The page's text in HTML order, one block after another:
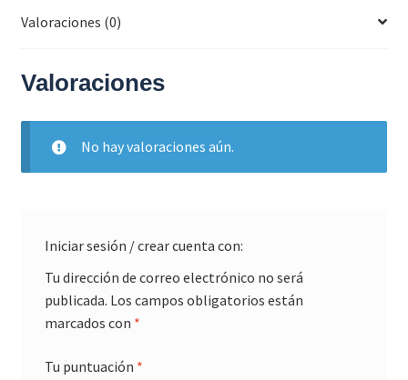
Valoraciones (0)
Valoraciones
No hay valoraciones aún.
Iniciar sesión / crear cuenta con:
Tu dirección de correo electrónico no será
publicada. Los campos obligatorios están
marcados con *
Tu puntuación *